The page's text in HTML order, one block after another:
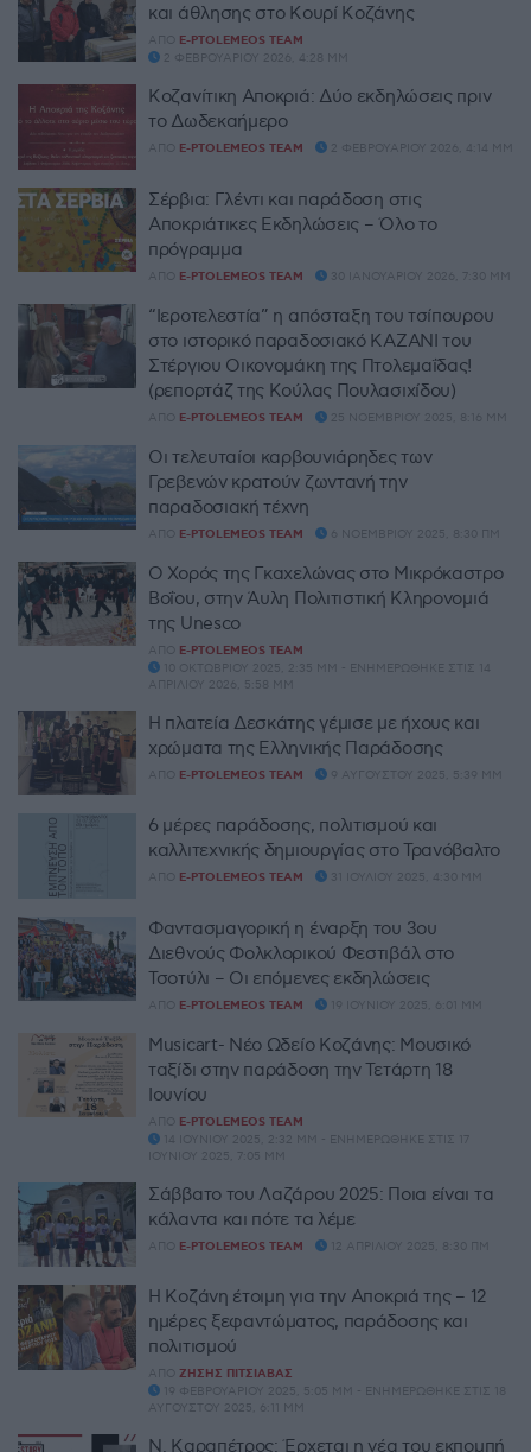
και άθλησης στο Κουρί Κοζάνης
ΑΠΌ E-PTOLEMEOS TEAM
2 ΦΕΒΡΟΥΑΡΊΟΥ 2026, 4:28 ΜΜ
Κοζανίτικη Αποκριά: Δύο εκδηλώσεις πριν
το Δωδεκαήμερο
ΑΠΌ E-PTOLEMEOS TEAM 2 ΦΕΒΡΟΥΑΡΊΟΥ 2026, 4:14 ΜΜ
Σέρβια: Γλέντι και παράδοση στις
Αποκριάτικες Εκδηλώσεις – Όλο το
πρόγραμμα
ΑΠΌ E-PTOLEMEOS TEAM 30 ΙΑΝΟΥΑΡΊΟΥ 2026, 7:30 ΜΜ
“Ιεροτελεστία” η απόσταξη του τσίπουρου
στο ιστορικό παραδοσιακό ΚΑΖΑΝΙ του
Στέργιου Οικονομάκη της Πτολεμαΐδας!
(ρεπορτάζ της Κούλας Πουλασιχίδου)
ΑΠΌ E-PTOLEMEOS TEAM 25 ΝΟΕΜΒΡΊΟΥ 2025, 8:16 ΜΜ
Οι τελευταίοι καρβουνιάρηδες των
Γρεβενών κρατούν ζωντανή την
παραδοσιακή τέχνη
ΑΠΌ E-PTOLEMEOS TEAM 6 ΝΟΕΜΒΡΊΟΥ 2025, 8:30 ΠΜ
Ο Χορός της Γκαχελώνας στο Μικρόκαστρο
Βοΐου, στην Άυλη Πολιτιστική Κληρονομιά
της Unesco
ΑΠΌ E-PTOLEMEOS TEAM
10 ΟΚΤΩΒΡΊΟΥ 2025, 2:35 ΜΜ - ΕΝΗΜΕΡΏΘΗΚΕ ΣΤΙΣ 14
ΑΠΡΙΛΊΟΥ 2026, 5:58 ΜΜ
Η πλατεία Δεσκάτης γέμισε με ήχους και
χρώματα της Ελληνικής Παράδοσης
ΑΠΌ E-PTOLEMEOS TEAM 9 ΑΥΓΟΎΣΤΟΥ 2025, 5:39 ΜΜ
6 μέρες παράδοσης, πολιτισμού και
καλλιτεχνικής δημιουργίας στο Τρανόβαλτο
ΑΠΌ E-PTOLEMEOS TEAM 31 ΙΟΥΛΊΟΥ 2025, 4:30 ΜΜ
Φαντασμαγορική η έναρξη του 3ου
Διεθνούς Φολκλορικού Φεστιβάλ στο
Τσοτύλι – Οι επόμενες εκδηλώσεις
ΑΠΌ E-PTOLEMEOS TEAM 19 ΙΟΥΝΊΟΥ 2025, 6:01 ΜΜ
Musicart- Νέο Ωδείο Κοζάνης: Μουσικό
ταξίδι στην παράδοση την Τετάρτη 18
Ιουνίου
ΑΠΌ E-PTOLEMEOS TEAM
14 ΙΟΥΝΊΟΥ 2025, 2:32 ΜΜ - ΕΝΗΜΕΡΏΘΗΚΕ ΣΤΙΣ 17
ΙΟΥΝΊΟΥ 2025, 7:05 ΜΜ
Σάββατο του Λαζάρου 2025: Ποια είναι τα
κάλαντα και πότε τα λέμε
ΑΠΌ E-PTOLEMEOS TEAM 12 ΑΠΡΙΛΊΟΥ 2025, 8:30 ΠΜ
Η Κοζάνη έτοιμη για την Αποκριά της – 12
ημέρες ξεφαντώματος, παράδοσης και
πολιτισμού
ΑΠΌ ΖΉΣΗΣ ΠΙΤΣΙΆΒΑΣ
19 ΦΕΒΡΟΥΑΡΊΟΥ 2025, 5:05 ΜΜ - ΕΝΗΜΕΡΏΘΗΚΕ ΣΤΙΣ 18
ΑΥΓΟΎΣΤΟΥ 2025, 6:11 ΜΜ
Ν. Καραπέτρος: Έρχεται η νέα του εκπομπή